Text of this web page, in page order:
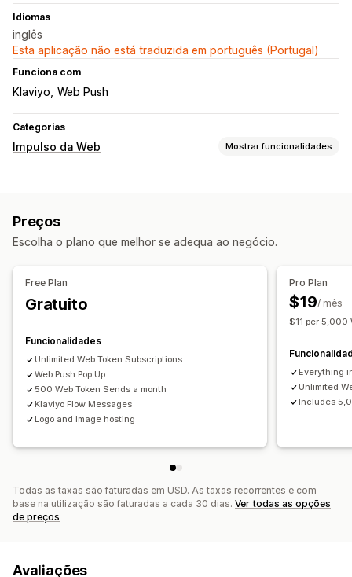
Idiomas
inglês
Esta aplicação não está traduzida em português (Portugal)
Funciona com
Klaviyo Web Push
Categorias
Impulso da Web Mostrar funcionalidades
Eventos personalizados
Prémios de fidelidade Atualizações de encomendas
Lembretes
Mensagens de boas-vindas
Gestão de subscritores
Notificações automáticas Importar e exportar
Gerir preferências
Lista de subscritores
Ativação
Limpeza da lista
Segmentos
Rastreio de conversões
Preços
Escolha o plano que melhor se adequa ao negócio.
Free Plan
Gratuito
Funcionalidades
Unlimited Web Token Subscriptions
Web Push Pop Up
500 Web Token Sends a month
Klaviyo Flow Messages
Logo and Image hosting
Pro Plan
$19/ mês
$11 per 5,000
Everything
Unlimited
Includes
Todas as taxas são faturadas em USD. As taxas recorrentes e com
base na utilização são faturadas a cada 30 dias. Ver todas as opções
de preços
Avaliações